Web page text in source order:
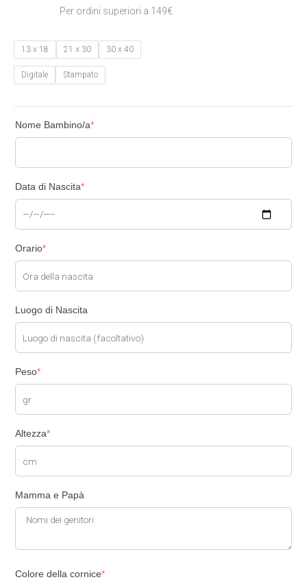
Per ordini superiori a 149€
13 x 18 21 x 30 30 x 40
Digitale Stampato
Nome Bambino/a*
Data di Nascita*
Orario*
Luogo di Nascita
Peso*
Altezza*
Mamma e Papà
Colore della cornice*